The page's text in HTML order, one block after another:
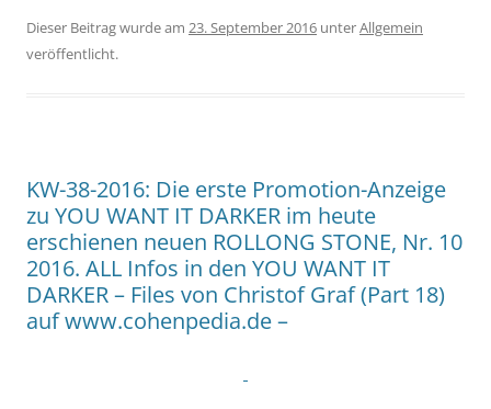
Dieser Beitrag wurde am 23. September 2016 unterAllgemein
veröffentlicht.
KW-38-2016: Die erste Promotion-Anzeige
zu YOU WANT IT DARKER im heute
erschienen neuen ROLLONG STONE, Nr. 10
2016. ALL Infos in den YOU WANT IT
DARKER – Files von Christof Graf (Part 18)
auf www.cohenpedia.de –